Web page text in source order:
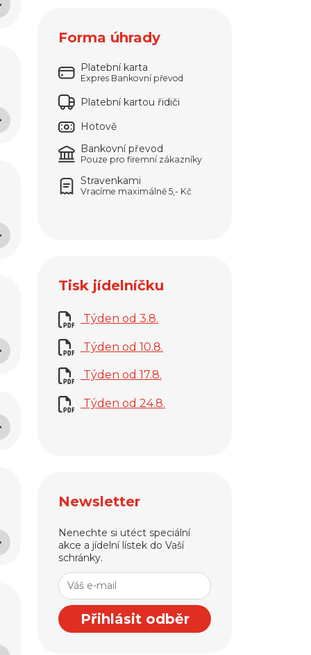
Forma úhrady
Platební karta
Expres Bankovní převod
Platební kartou řidiči
Hotově
Bankovní převod
Pouze pro firemní zákazníky
Stravenkami
Vracíme maximálně 5,- Kč
Tisk jídelníčku
Týden od 3.8.
Týden od 10.8.
Týden od 17.8.
Týden od 24.8.
Newsletter
Nenechte si utéct speciální
akce a jídelní lístek do Vaší
schránky.
Přihlásit odběr